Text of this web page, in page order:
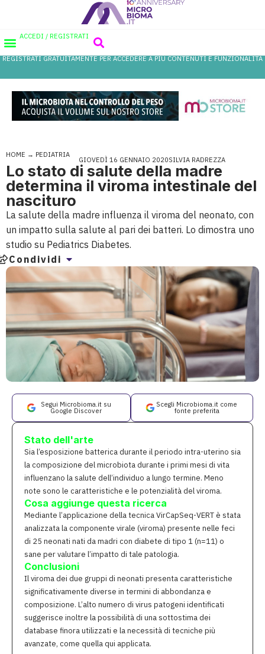
ACCEDI / REGISTRATI
REGISTRATI GRATUITAMENTE PER ACCEDERE A PIÙ CONTENUTI E FUNZIONALITÀ
HOME → PEDIATRIA
GIOVEDÌ 16 GENNAIO 2020SILVIA RADREZZA
Lo stato di salute della madre
determina il viroma intestinale del
nascituro
La salute della madre influenza il viroma del neonato, con
un impatto sulla salute al pari dei batteri. Lo dimostra uno
studio su Pediatrics Diabetes.
Condividi
Segui Microbioma.it su
Google Discover
Scegli Microbioma.it come
fonte preferita
Stato dell'arte
Sia l’esposizione batterica durante il periodo intra-uterino sia
la composizione del microbiota durante i primi mesi di vita
influenzano la salute dell’individuo a lungo termine. Meno
note sono le caratteristiche e le potenzialità del viroma.
Cosa aggiunge questa ricerca
Mediante l’applicazione della tecnica VirCapSeq-VERT è stata
analizzata la componente virale (viroma) presente nelle feci
di 25 neonati nati da madri con diabete di tipo 1 (n=11) o
sane per valutare l’impatto di tale patologia.
Conclusioni
Il viroma dei due gruppi di neonati presenta caratteristiche
significativamente diverse in termini di abbondanza e
composizione. L’alto numero di virus patogeni identificati
suggerisce inoltre la possibilità di una sottostima dei
database finora utilizzati e la necessità di tecniche più
avanzate, come quella qui applicata.